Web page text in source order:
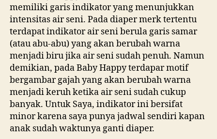
memiliki garis indikator yang menunjukkan
intensitas air seni. Pada diaper merk tertentu
terdapat indikator air seni berula garis samar
(atau abu-abu) yang akan berubah warna
menjadi biru jika air seni sudah penuh. Namun
demikian, pada Baby Happy terdapar motif
bergambar gajah yang akan berubah warna
menjadi keruh ketika air seni sudah cukup
banyak. Untuk Saya, indikator ini bersifat
minor karena saya punya jadwal sendiri kapan
anak sudah waktunya ganti diaper.